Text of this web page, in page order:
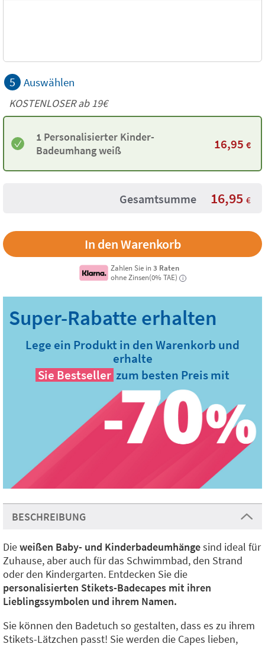
5 Auswählen
KOSTENLOSER ab 19€
1 Personalisierter Kinder-
Badeumhang weiß
16,95 €
Gesamtsumme 16,95 €
Zahlen Sie in3 Raten
ohne Zinsen(0% TAE)
i
Lege ein Produkt in den Warenkorb und
erhalte
Sie Bestseller zum besten Preis mit
BESCHREIBUNG
Dieweißen Baby- und Kinderbadeumhängesind ideal für
Zuhause, aber auch für das Schwimmbad, den Strand
oder den Kindergarten. Entdecken Sie die
personalisierten Stikets-Badecapes mit ihren
Lieblingssymbolen und ihrem Namen.
Sie können den Badetuch so gestalten, dass es zu ihrem
Stikets-Lätzchen passt! Sie werden die Capes lieben,